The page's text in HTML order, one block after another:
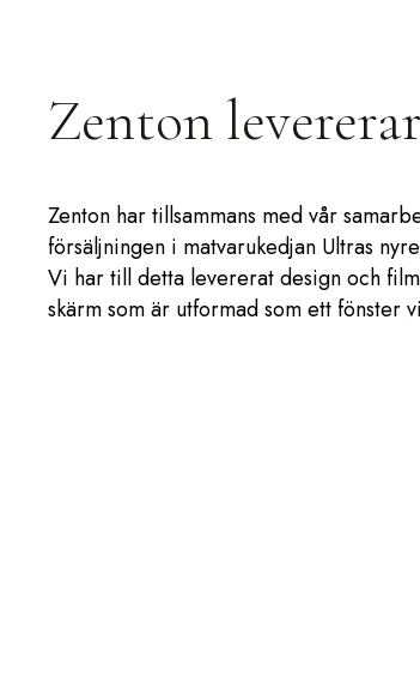
Zenton
Zenton har tillsammans med vår
försäljningen i matvarukedjan Ultras
Vi har till detta levererat design och
skärm som är utformad som ett fönster